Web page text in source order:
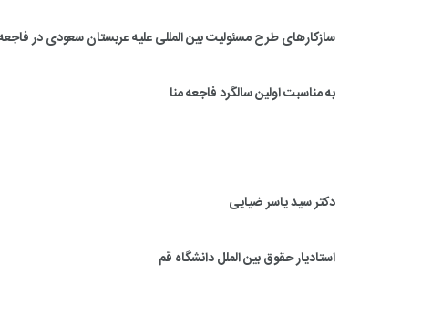
سازکارهای طرح مسئولیت بین المللی علیه عربستان سعودی در
به مناسبت اولین سالگرد فاجعه منا
دکتر سید یاسر ضیایی
استادیار حقوق بین الملل دانشگاه قم